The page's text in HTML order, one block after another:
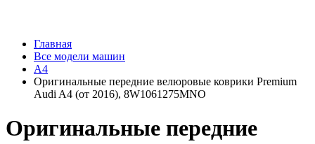
Главная
Все модели машин
A4
Оригинальные передние велюровые коврики Premium
Audi A4 (от 2016), 8W1061275MNO
Оригинальные передние